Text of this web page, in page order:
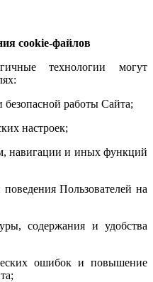
cookie-файлов
технологии могут
безопасной работы Сайта;
настроек;
навигации и иных функций
Пользователей на
содержания и удобства
ошибок и повышение